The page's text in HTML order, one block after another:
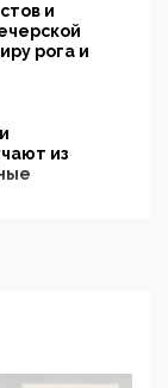
и
рога и
из
но